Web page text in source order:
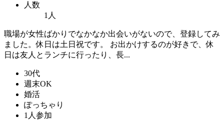
人数
1人
職場が女性ばかりでなかなか出会いがないので、登録してみ
ました。休日は土日祝です。 お出かけするのが好きで、休
日は友人とランチに行ったり、長...
30代
週末OK
婚活
ぽっちゃり
1人参加